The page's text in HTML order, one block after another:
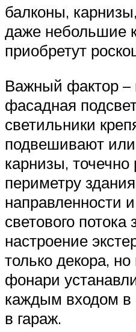
балконы,
даже небольшие
приобретут
Важный фактор –
фасадная
светильники
подвешивают
карнизы,
периметру
направленности
светового
настроение
только декора,
фонари
каждым входом в
в гараж.